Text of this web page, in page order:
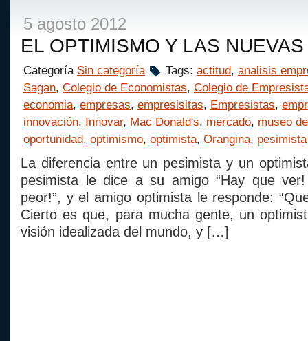
5 agosto 2012
EL OPTIMISMO Y LAS
Categoría Sin categoría Tags: actitud, analisis
Sagan, Colegio de Economistas, Colegio de
economia, empresas, empresisitas, Empresistas,
innovación, Innovar, Mac Donald's, mercado, museo
oportunidad, optimismo, optimista, Orangina, pesimista
La diferencia entre un pesimista y un
pesimista le dice a su amigo “Hay que
peor!”, y el amigo optimista le responde:
Cierto es que, para mucha gente, un
visión idealizada del mundo, y […]